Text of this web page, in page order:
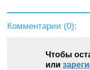
Комментарии (0):
Чтобы
или